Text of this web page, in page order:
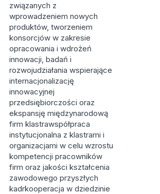
związanych z
wprowadzeniem nowych
produktów, tworzeniem
konsorcjów w zakresie
opracowania i wdrożeń
innowacji, badań i
rozwojudziałania wspierające
internacjonalizację
innowacyjnej
przedsiębiorczości oraz
ekspansję międzynarodową
firm klastrawspółpraca
instytucjonalna z klastrami i
organizacjami w celu wzrostu
kompetencji pracowników
firm oraz jakości kształcenia
zawodowego przyszłych
kadrkooperacja w dziedzinie